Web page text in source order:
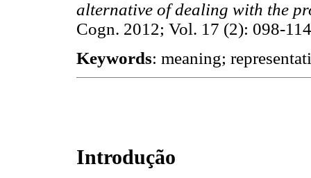
alternative of dealing with the
Cogn. 2012; Vol. 17 (2): 098-
Keywords: meaning;
Introdução